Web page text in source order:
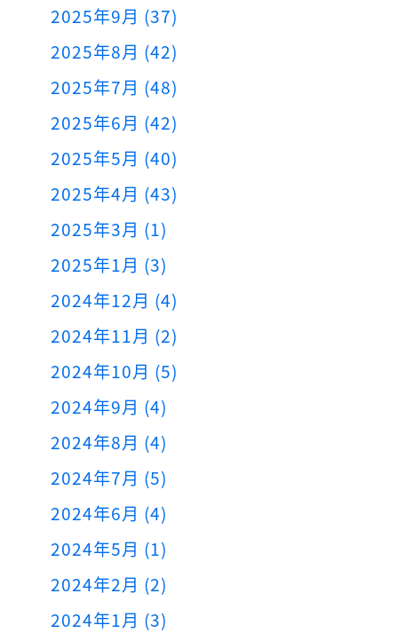
2025年9月 (37)
2025年8月 (42)
2025年7月 (48)
2025年6月 (42)
2025年5月 (40)
2025年4月 (43)
2025年3月 (1)
2025年1月 (3)
2024年12月 (4)
2024年11月 (2)
2024年10月 (5)
2024年9月 (4)
2024年8月 (4)
2024年7月 (5)
2024年6月 (4)
2024年5月 (1)
2024年2月 (2)
2024年1月 (3)